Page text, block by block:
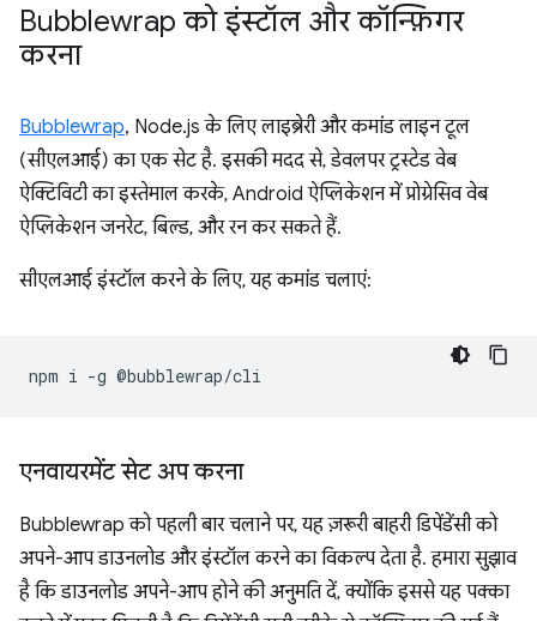
Bubblewrap को इंस्टॉल और कॉन्फ़िगर
करना
Bubblewrap, Node.js के लिए लाइब्रेरी और कमांड लाइन टूल
(सीएलआई) का एक सेट है. इसकी मदद से, डेवलपर ट्रस्टेड वेब
ऐक्टिविटी का इस्तेमाल करके, Android ऐप्लिकेशन में प्रोग्रेसिव वेब
ऐप्लिकेशन जनरेट, बिल्ड, और रन कर सकते हैं.
सीएलआई इंस्टॉल करने के लिए, यह कमांड चलाएं:
npm i -g
एनवायरमेंट सेट अप करना
Bubblewrap को पहली बार चलाने पर, यह ज़रूरी बाहरी डिपेंडेंसी को
अपने-आप डाउनलोड और इंस्टॉल करने का विकल्प देता है. हमारा सुझाव
है कि डाउनलोड अपने-आप होने की अनुमति दें, क्योंकि इससे यह पक्का